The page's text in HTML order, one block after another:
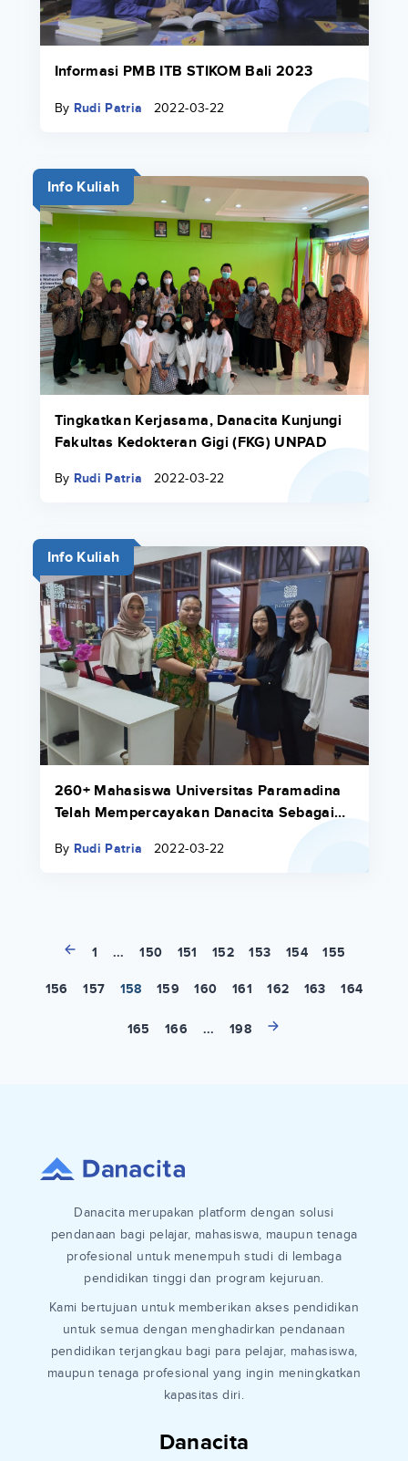
Informasi PMB ITB STIKOM Bali 2023
By Rudi Patria 2022-03-22
Info Kuliah
Tingkatkan Kerjasama, Danacita Kunjungi
Fakultas Kedokteran Gigi (FKG) UNPAD
By Rudi Patria 2022-03-22
Info Kuliah
260+ Mahasiswa Universitas Paramadina
Telah Mempercayakan Danacita Sebagai
Paramadina
By Rudi Patria 2022-03-22
1 ... 150 151 152 153 154 155
156 157 158 159 160 161 162 163 164
165 166 ... 198
Danacita
Danacita merupakan platform dengan solusi
pendanaan bagi pelajar, mahasiswa, maupun tenaga
profesional untuk menempuh studi di lembaga
pendidikan tinggi dan program kejuruan.
Kami bertujuan untuk memberikan akses pendidikan
untuk semua dengan menghadirkan pendanaan
pendidikan terjangkau bagi para pelajar, mahasiswa,
maupun tenaga profesional yang ingin meningkatkan
kapasitas diri.